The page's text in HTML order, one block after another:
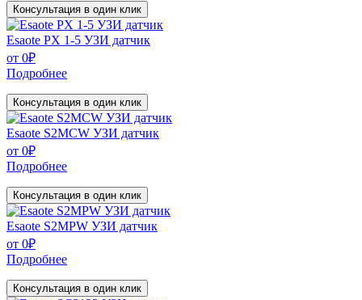
Консультация в один клик
Esaote PX 1-5 УЗИ датчик
от 0₽
Подробнее
Консультация в один клик
Esaote S2MCW УЗИ датчик
от 0₽
Подробнее
Консультация в один клик
Esaote S2MPW УЗИ датчик
от 0₽
Подробнее
Консультация в один клик